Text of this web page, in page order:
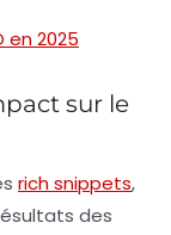
en 2025
sur le
rich snippets,
des